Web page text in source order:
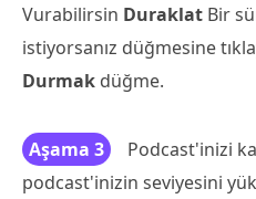
Vurabilirsin Duraklat Bir
istiyorsanız düğmesine
Durmak düğme.
Aşama 3
Podcast'inizi
podcast'inizin seviyesini